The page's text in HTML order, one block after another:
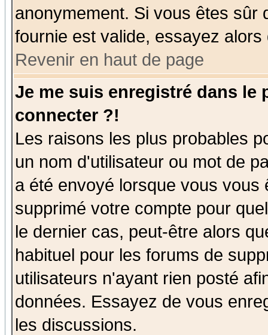
anonymement. Si vous êtes sûr
fournie est valide, essayez
Revenir en haut de page
Je me suis enregistré dans le
connecter ?!
Les raisons les plus probables
un nom d'utilisateur ou mot de
a été envoyé lorsque vous
supprimé votre compte pour
le dernier cas, peut-être alors
habituel pour les forums de
utilisateurs n'ayant rien posté
données. Essayez de vous
les discussions.